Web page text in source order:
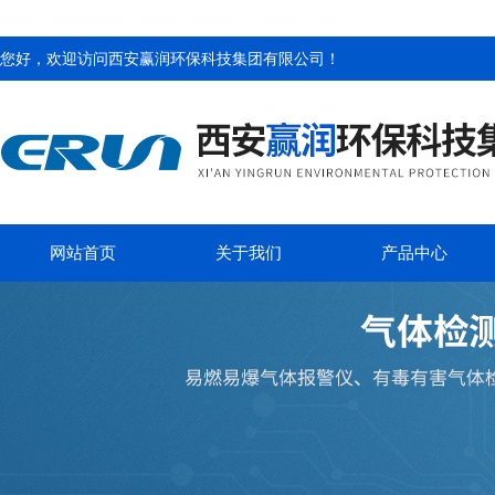
您好，欢迎访问西安赢润环保科技集团有限公司 ！
网站首页 关于我们 产品中心